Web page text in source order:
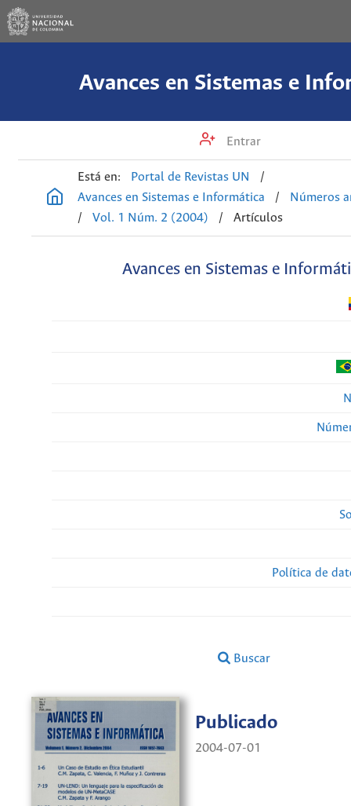
Avances en Sistemas e
Entrar
Está en: Portal de Revistas UN
/
Avances en Sistemas e Informática
/
Números
/
Vol. 1 Núm. 2 (2004) / Artículos
Avances en Sistemas e
Política de
Buscar
Publicado
2004-07-01